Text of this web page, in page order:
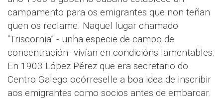
campamento para os emigrantes que non teñan
quen os reclame. Naquel lugar chamado
“Triscornia” - unha especie de campo de
concentración- vivían en condicións lamentables.
En 1903 López Pérez que era secretario do
Centro Galego ocórreselle a boa idea de inscribir
aos emigrantes como socios antes de embarcar.